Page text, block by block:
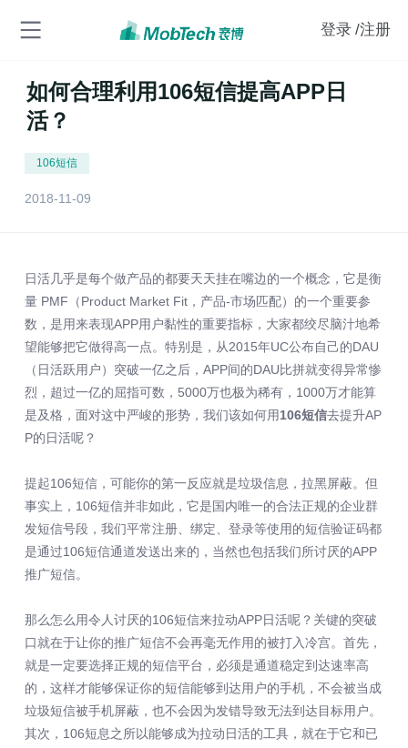
登录 /注册
如何合理利用106短信提高APP日
活？
106短信
2018-11-09
日活几乎是每个做产品的都要天天挂在嘴边的一个概念，它是衡
量 PMF（Product Market Fit，产品-市场匹配）的一个重要参
数，是用来表现APP用户黏性的重要指标，大家都绞尽脑汁地希
望能够把它做得高一点。特别是，从2015年UC公布自己的DAU
（日活跃用户）突破一亿之后，APP间的DAU比拼就变得异常惨
烈，超过一亿的屈指可数，5000万也极为稀有，1000万才能算
是及格，面对这中严峻的形势，我们该如何用106短信去提升AP
P的日活呢？
提起106短信，可能你的第一反应就是垃圾信息，拉黑屏蔽。但
事实上，106短信并非如此，它是国内唯一的合法正规的企业群
发短信号段，我们平常注册、绑定、登录等使用的短信验证码都
是通过106短信通道发送出来的，当然也包括我们所讨厌的APP
推广短信。
那么怎么用令人讨厌的106短信来拉动APP日活呢？关键的突破
口就在于让你的推广短信不会再毫无作用的被打入冷宫。首先，
就是一定要选择正规的短信平台，必须是通道稳定到达速率高
的，这样才能够保证你的短信能够到达用户的手机，不会被当成
垃圾短信被手机屏蔽，也不会因为发错导致无法到达目标用户。
其次，106短息之所以能够成为拉动日活的工具，就在于它和已